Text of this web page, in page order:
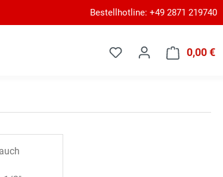
Bestellhotline: +49 2871 219740
0,00 €